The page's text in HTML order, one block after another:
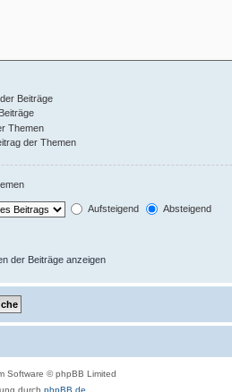
Beiträge
Themen
der Themen
Aufsteigend Absteigend
der Beiträge anzeigen
Software © phpBB Limited
durch phpBB.de